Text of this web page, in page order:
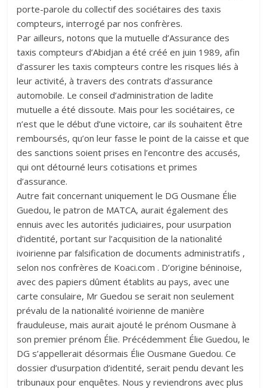
porte-parole du collectif des sociétaires des taxis
compteurs, interrogé par nos confrères.
Par ailleurs, notons que la mutuelle d’Assurance des
taxis compteurs d’Abidjan a été créé en juin 1989, afin
d’assurer les taxis compteurs contre les risques liés à
leur activité, à travers des contrats d’assurance
automobile. Le conseil d’administration de ladite
mutuelle a été dissoute. Mais pour les sociétaires, ce
n’est que le début d’une victoire, car ils souhaitent être
remboursés, qu’on leur fasse le point de la caisse et que
des sanctions soient prises en l’encontre des accusés,
qui ont détourné leurs cotisations et primes
d’assurance.
Autre fait concernant uniquement le DG Ousmane Élie
Guedou, le patron de MATCA, aurait également des
ennuis avec les autorités judiciaires, pour usurpation
d’identité, portant sur l’acquisition de la nationalité
ivoirienne par falsification de documents administratifs ,
selon nos confrères de Koaci.com . D’origine béninoise,
avec des papiers dûment établits au pays, avec une
carte consulaire, Mr Guedou se serait non seulement
prévalu de la nationalité ivoirienne de manière
frauduleuse, mais aurait ajouté le prénom Ousmane à
son premier prénom Élie. Précédemment Élie Guedou, le
DG s’appellerait désormais Élie Ousmane Guedou. Ce
dossier d’usurpation d’identité, serait pendu devant les
tribunaux pour enquêtes. Nous y reviendrons avec plus